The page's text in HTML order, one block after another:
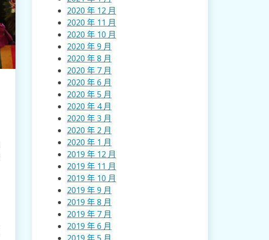
2020 年 12 月
2020 年 11 月
2020 年 10 月
2020 年 9 月
2020 年 8 月
2020 年 7 月
2020 年 6 月
2020 年 5 月
2020 年 4 月
2020 年 3 月
2020 年 2 月
2020 年 1 月
2019 年 12 月
2019 年 11 月
2019 年 10 月
2019 年 9 月
2019 年 8 月
2019 年 7 月
2019 年 6 月